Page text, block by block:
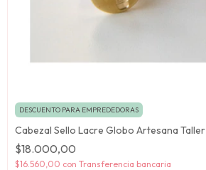
DESCUENTO PARA EMPREDEDORAS
Cabezal Sello Lacre Globo Artesana Taller
$18.000,00
$16.560,00 con Transferencia bancaria